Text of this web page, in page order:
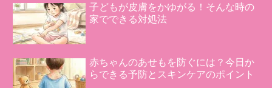
子どもが皮膚をかゆがる！そんな時の
家でできる対処法
赤ちゃんのあせもを防ぐには？今日か
らできる予防とスキンケアのポイント